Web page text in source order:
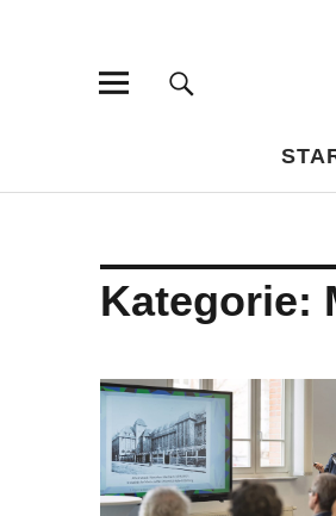
Bar-
Kategorie: